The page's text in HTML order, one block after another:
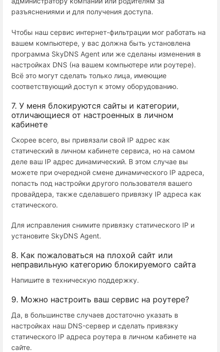
разъяснениями и для получения доступа.
Чтобы наш сервис интернет-фильтрации мог работать на
вашем компьютере, у вас должна быть установлена
программа SkyDNS Agent или же сделаны изменения в
настройках DNS (на вашем компьютере или роутере).
Всё это могут сделать только лица, имеющие
соответствующий доступ к этому оборудованию.
7. У меня блокируются сайты и категории,
отличающиеся от настроенных в личном
кабинете
Скорее всего, вы привязали свой IP адрес как
статический в личном кабинете сервиса, но на самом
деле ваш IP адрес динамический. В этом случае вы
можете при очередной смене динамического IP адреса,
попасть под настройки другого пользователя вашего
провайдера, также сделавшего привязку IP адреса как
статического.
Для исправления снимите привязку статического IP и
установите SkyDNS Agent.
8. Как пожаловаться на плохой сайт или
неправильную категорию блокируемого сайта
Напишите в техническую поддержку.
9. Можно настроить ваш сервис на роутере?
Да, в большинстве случаев достаточно указать в
настройках наш DNS-сервер и сделать привязку
статического IP адреса роутера в личном кабинете на
сайте.